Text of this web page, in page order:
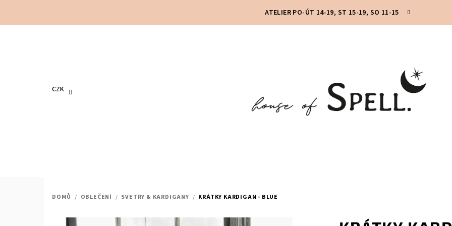
ATELIER PO-ÚT 14-19, ST 15-19, SO 11-15
CZK
DOMŮ / OBLEČENÍ / SVETRY & KARDIGANY / KRÁTKY KARDIGAN - BLUE